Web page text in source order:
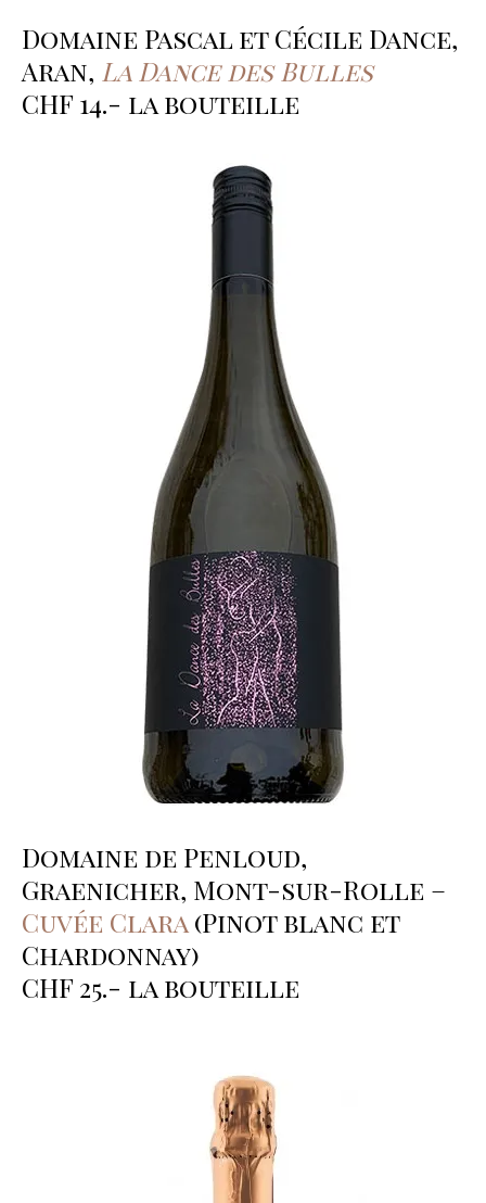
Domaine Pascal et Cécile Dance,
Aran, La Dance des Bulles
CHF 14.- la bouteille
Domaine de Penloud,
Graenicher, Mont-sur-Rolle –
Cuvée Clara (Pinot blanc et
Chardonnay)
CHF 25.- la bouteille